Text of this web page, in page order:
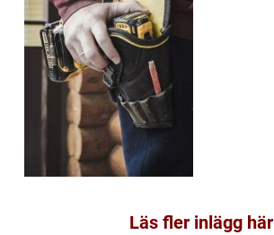
Läs fler inlägg här